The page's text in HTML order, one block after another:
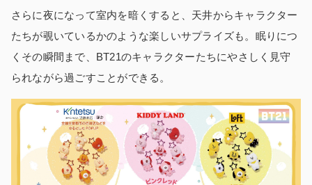
さらに夜になって室内を暗くすると、天井からキャラクター
たちが覗いているかのような楽しいサプライズも。眠りにつ
くその瞬間まで、BT21のキャラクターたちにやさしく見守
られながら過ごすことができる。